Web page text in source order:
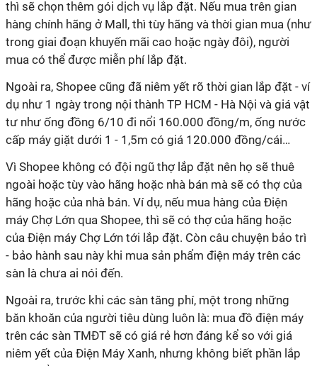
thì sẽ chọn thêm gói dịch vụ lắp đặt. Nếu mua trên gian
hàng chính hãng ở Mall, thì tùy hãng và thời gian mua (như
trong giai đoạn khuyến mãi cao hoặc ngày đôi), người
mua có thể được miễn phí lắp đặt.
Ngoài ra, Shopee cũng đã niêm yết rõ thời gian lắp đặt - ví
dụ như 1 ngày trong nội thành TP HCM - Hà Nội và giá vật
tư như ống đồng 6/10 đi nổi 160.000 đồng/m, ống nước
cấp máy giặt dưới 1 - 1,5m có giá 120.000 đồng/cái…
Vì Shopee không có đội ngũ thợ lắp đặt nên họ sẽ thuê
ngoài hoặc tùy vào hãng hoặc nhà bán mà sẽ có thợ của
hãng hoặc của nhà bán. Ví dụ, nếu mua hàng của Điện
máy Chợ Lớn qua Shopee, thì sẽ có thợ của hãng hoặc
của Điện máy Chợ Lớn tới lắp đặt. Còn câu chuyện bảo trì
- bảo hành sau này khi mua sản phẩm điện máy trên các
sàn là chưa ai nói đến.
Ngoài ra, trước khi các sàn tăng phí, một trong những
băn khoăn của người tiêu dùng luôn là: mua đồ điện máy
trên các sàn TMĐT sẽ có giá rẻ hơn đáng kể so với giá
niêm yết của Điện Máy Xanh, nhưng không biết phần lắp